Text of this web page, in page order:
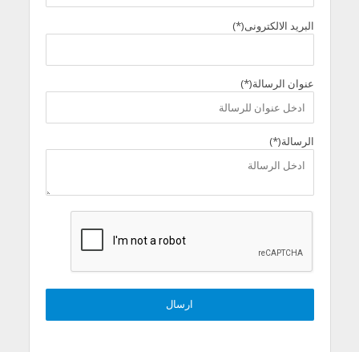
البريد الالكترونى(*)
عنوان الرسالة(*)
الرسالة(*)